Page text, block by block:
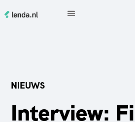
NIEUWS
Interview: